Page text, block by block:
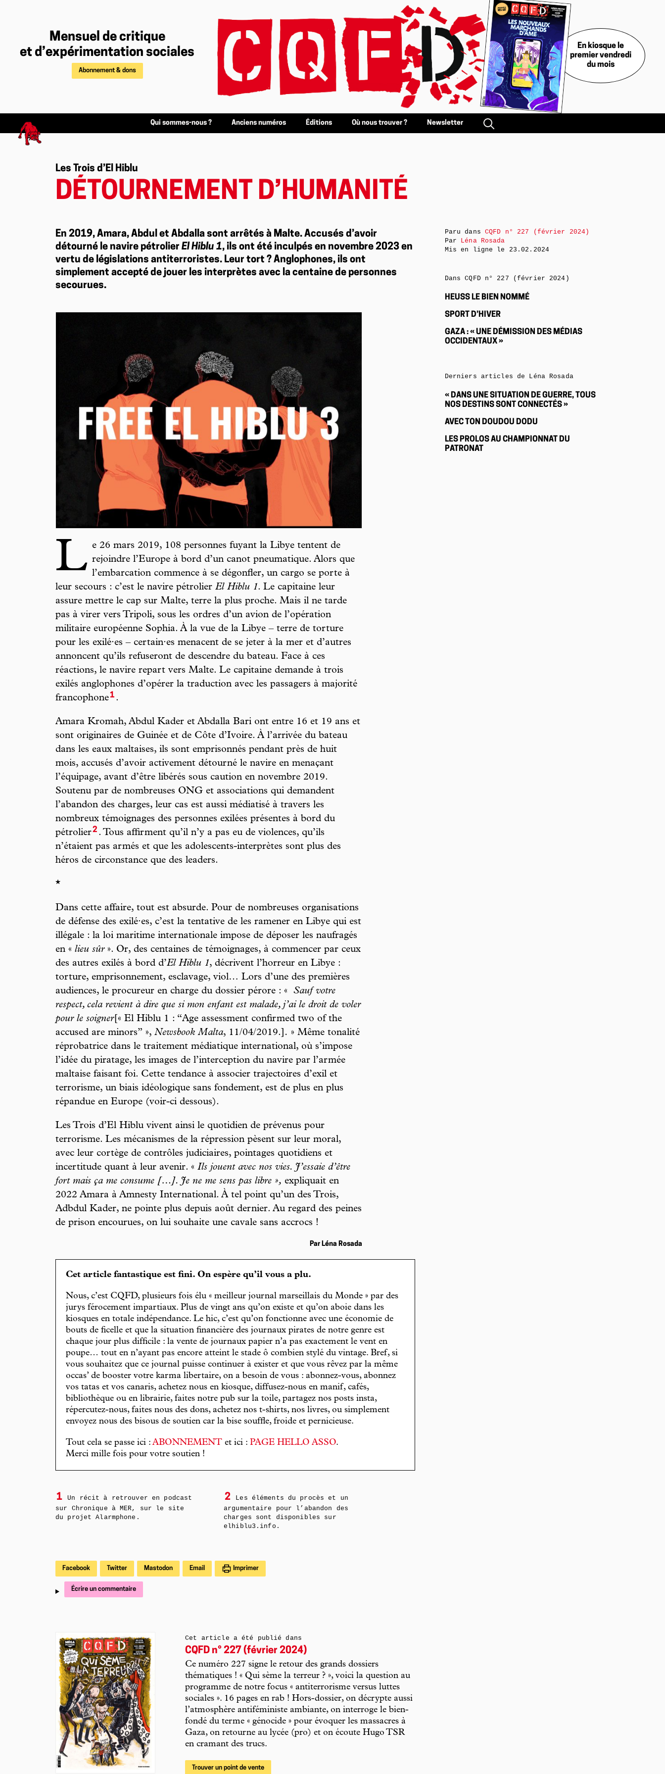
Mensuel de critique
et d’expérimentation sociales
Abonnement & dons
En kiosque le
premier vendredi
du mois
Qui sommes-nous ? Anciens numéros Éditions Où nous trouver ? Newsletter
Les Trois d’El Hiblu
DÉTOURNEMENT D’HUMANITÉ
En 2019, Amara, Abdul et Abdalla sont arrêtés à Malte. Accusés d’avoir
détourné le navire pétrolier El Hiblu 1, ils ont été inculpés en novembre 2023 en
vertu de législations antiterroristes. Leur tort ? Anglophones, ils ont
simplement accepté de jouer les interprètes avec la centaine de personnes
secourues.
L
e 26 mars 2019, 108 personnes fuyant la Libye tentent de
rejoindre l’Europe à bord d’un canot pneumatique. Alors que
l’embarcation commence à se dégonfler, un cargo se porte à
leur secours : c’est le navire pétrolier El Hiblu 1. Le capitaine leur
assure mettre le cap sur Malte, terre la plus proche. Mais il ne tarde
pas à virer vers Tripoli, sous les ordres d’un avion de l’opération
militaire européenne Sophia. À la vue de la Libye – terre de torture
pour les exilé·es – certain·es menacent de se jeter à la mer et d’autres
annoncent qu’ils refuseront de descendre du bateau. Face à ces
réactions, le navire repart vers Malte. Le capitaine demande à trois
exilés anglophones d’opérer la traduction avec les passagers à majorité
francophone1 .
Amara Kromah, Abdul Kader et Abdalla Bari ont entre 16 et 19 ans et
sont originaires de Guinée et de Côte d’Ivoire. À l’arrivée du bateau
dans les eaux maltaises, ils sont emprisonnés pendant près de huit
mois, accusés d’avoir activement détourné le navire en menaçant
l’équipage, avant d’être libérés sous caution en novembre 2019.
Soutenu par de nombreuses ONG et associations qui demandent
l’abandon des charges, leur cas est aussi médiatisé à travers les
nombreux témoignages des personnes exilées présentes à bord du
pétrolier2 . Tous affirment qu’il n’y a pas eu de violences, qu’ils
n’étaient pas armés et que les adolescents-interprètes sont plus des
héros de circonstance que des leaders.
*
Dans cette affaire, tout est absurde. Pour de nombreuses organisations
de défense des exilé·es, c’est la tentative de les ramener en Libye qui est
illégale : la loi maritime internationale impose de déposer les naufragés
en « lieu sûr». Or, des centaines de témoignages, à commencer par ceux
des autres exilés à bord d’El Hiblu 1, décrivent l’horreur en Libye :
torture, emprisonnement, esclavage, viol… Lors d’une des premières
audiences, le procureur en charge du dossier pérore : «
Sauf votre
respect, cela revient à dire que si mon enfant est malade, j’ai le droit de voler
pour le soigner[« El Hiblu 1 : “Age assessment confirmed two of the
accused are minors” », Newsbook Malta, 11/04/2019.] . » Même tonalité
réprobatrice dans le traitement médiatique international, où s’impose
l’idée du piratage, les images de l’interception du navire par l’armée
maltaise faisant foi. Cette tendance à associer trajectoires d’exil et
terrorisme, un biais idéologique sans fondement, est de plus en plus
répandue en Europe (voir-ci dessous).
Les Trois d’El Hiblu vivent ainsi le quotidien de prévenus pour
terrorisme. Les mécanismes de la répression pèsent sur leur moral,
avec leur cortège de contrôles judiciaires, pointages quotidiens et
incertitude quant à leur avenir. « Ils jouent avec nos vies. J’essaie d’être
fort mais ça me consume […]. Je ne me sens pas libre », expliquait en
2022 Amara à Amnesty International. À tel point qu’un des Trois,
Adbdul Kader, ne pointe plus depuis août dernier. Au regard des peines
de prison encourues, on lui souhaite une cavale sans accrocs !
Par Léna Rosada
Cet article fantastique est fini. On espère qu’il vous a plu.
Nous, c’est CQFD, plusieurs fois élu « meilleur journal marseillais du Monde » par des
jurys férocement impartiaux. Plus de vingt ans qu’on existe et qu’on aboie dans les
kiosques en totale indépendance. Le hic, c’est qu’on fonctionne avec une économie de
bouts de ficelle et que la situation financière des journaux pirates de notre genre est
chaque jour plus difficile : la vente de journaux papier n’a pas exactement le vent en
poupe… tout en n’ayant pas encore atteint le stade ô combien stylé du vintage. Bref, si
vous souhaitez que ce journal puisse continuer à exister et que vous rêvez par la même
occas’ de booster votre karma libertaire, on a besoin de vous : abonnez-vous, abonnez
vos tatas et vos canaris, achetez nous en kiosque, diffusez-nous en manif, cafés,
bibliothèque ou en librairie, faites notre pub sur la toile, partagez nos posts insta,
répercutez-nous, faites nous des dons, achetez nos t-shirts, nos livres, ou simplement
envoyez nous des bisous de soutien car la bise souffle, froide et pernicieuse.
Tout cela se passe ici : ABONNEMENT et ici : PAGE HELLO ASSO.
Merci mille fois pour votre soutien !
1
Un récit à retrouver en podcast
sur Chronique à MER, sur le site
du projet Alarmphone.
2
Les éléments du procès et un
argumentaire pour l’abandon des
charges sont disponibles sur
elhiblu3.info.
Facebook Twitter Mastodon Email Imprimer
Écrire un commentaire
Cet article a été publié dans
CQFD n° 227 (février 2024)
Ce numéro 227 signe le retour des grands dossiers
thématiques ! « Qui sème la terreur ? », voici la question au
programme de notre focus « antiterrorisme versus luttes
sociales ». 16 pages en rab ! Hors-dossier, on décrypte aussi
l’atmosphère antiféministe ambiante, on interroge le bien-
fondé du terme « génocide » pour évoquer les massacres à
Gaza, on retourne au lycée (pro) et on écoute Hugo TSR
en cramant des trucs.
Trouver un point de vente
Paru dans CQFD n° 227 (février 2024)
Par Léna Rosada
Mis en ligne le 23.02.2024
Dans CQFD n° 227 (février 2024)
HEUSS LE BIEN NOMMÉ
SPORT D’HIVER
GAZA : « UNE DÉMISSION DES MÉDIAS
OCCIDENTAUX »
Derniers articles de Léna Rosada
« DANS UNE SITUATION DE GUERRE, TOUS
NOS DESTINS SONT CONNECTÉS »
AVEC TON DOUDOU DODU
LES PROLOS AU CHAMPIONNAT DU
PATRONAT